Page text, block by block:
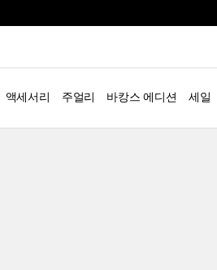
액세서리 주얼리 바캉스 에디션 세일